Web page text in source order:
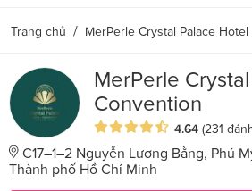
Trang chủ / MerPerle Crystal Palace
MerPerle
Convention
4.64 (231
C17–1–2 Nguyễn Lương Bằng, Phú
Thành phố Hồ Chí Minh